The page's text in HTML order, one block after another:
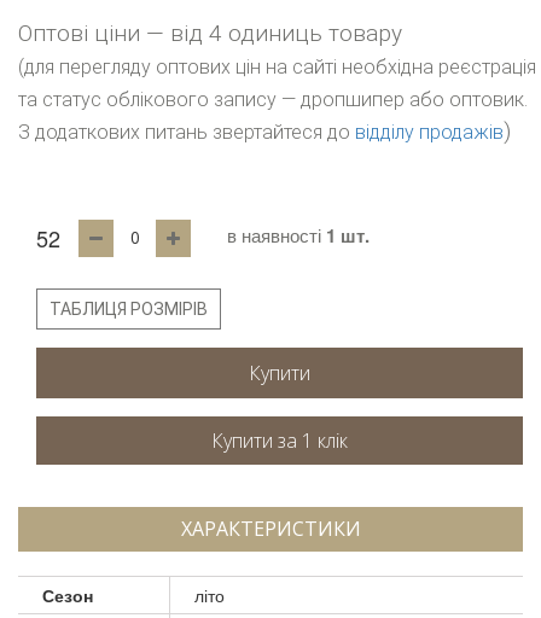
Оптові ціни — від 4 одиниць товару
(для перегляду оптових цін на сайті необхідна реєстрація
та статус облікового запису — дропшипер або оптовик.
З додаткових питань звертайтеся до відділу продажів)
52 в наявності 1 шт.
ТАБЛИЦЯ РОЗМІРІВ
Купити
ХАРАКТЕРИСТИКИ
Сезон
літо